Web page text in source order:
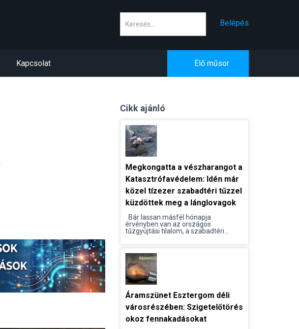
Belépés
Kapcsolat Élő műsor
Cikk ajánló
Megkongatta a vészharangot a
Katasztrófavédelem: Idén már
közel tízezer szabadtéri tűzzel
küzdöttek meg a lánglovagok
Bár lassan másfél hónapja
érvényben van az országos
tűzgyújtási tilalom, a szabadtéri...
Áramszünet Esztergom déli
városrészében: Szigetelőtörés
okoz fennakadásokat